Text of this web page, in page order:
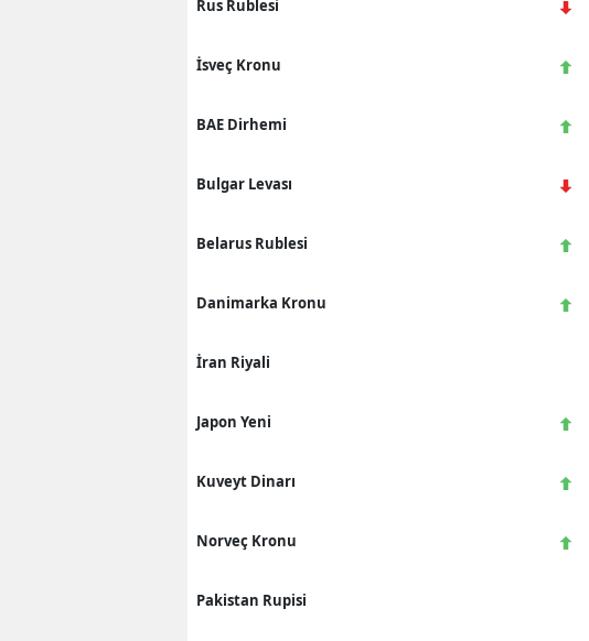
Rus Rublesi
İsveç Kronu
BAE Dirhemi
Bulgar Levası
Belarus Rublesi
Danimarka Kronu
İran Riyali
Japon Yeni
Kuveyt Dinarı
Norveç Kronu
Pakistan Rupisi